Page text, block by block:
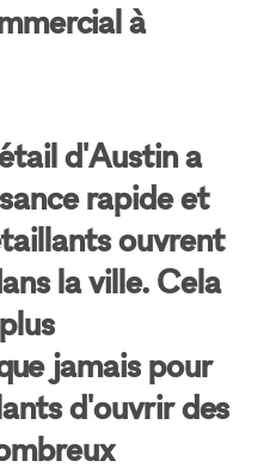
à
d'Austin a
rapide et
ouvrent
la ville. Cela
jamais pour
d'ouvrir des